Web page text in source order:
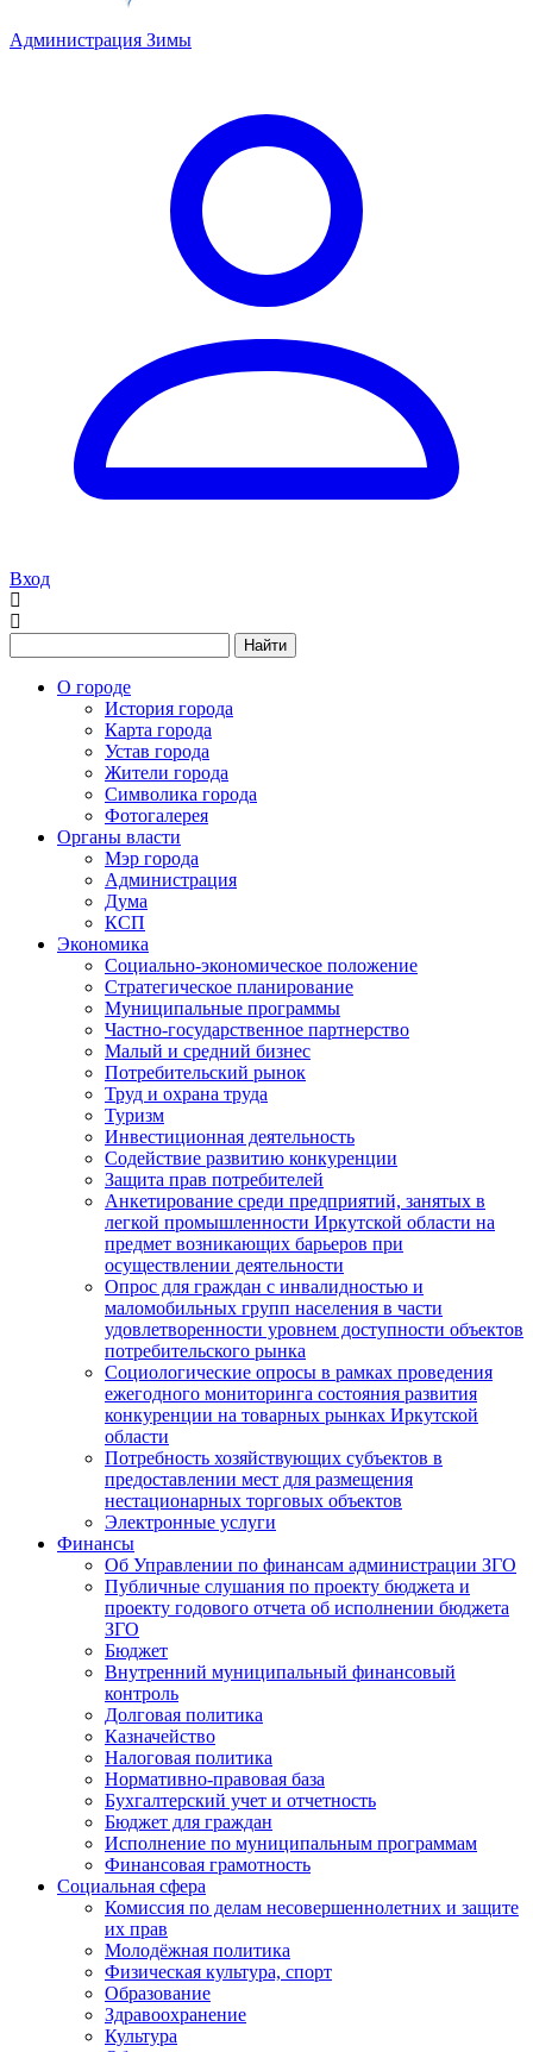
Администрация Зимы
Вход
Найти
О городе
История города
Карта города
Устав города
Жители города
Символика города
Фотогалерея
Органы власти
Мэр города
Администрация
Дума
КСП
Экономика
Социально-экономическое положение
Стратегическое планирование
Муниципальные программы
Частно-государственное партнерство
Малый и средний бизнес
Потребительский рынок
Труд и охрана труда
Туризм
Инвестиционная деятельность
Содействие развитию конкуренции
Защита прав потребителей
Анкетирование среди предприятий, занятых в
легкой промышленности Иркутской области на
предмет возникающих барьеров при
осуществлении деятельности
Опрос для граждан с инвалидностью и
маломобильных групп населения в части
удовлетворенности уровнем доступности объектов
потребительского рынка
Социологические опросы в рамках проведения
ежегодного мониторинга состояния развития
конкуренции на товарных рынках Иркутской
области
Потребность хозяйствующих субъектов в
предоставлении мест для размещения
нестационарных торговых объектов
Электронные услуги
Финансы
Об Управлении по финансам администрации ЗГО
Публичные слушания по проекту бюджета и
проекту годового отчета об исполнении бюджета
ЗГО
Бюджет
Внутренний муниципальный финансовый
контроль
Долговая политика
Казначейство
Налоговая политика
Нормативно-правовая база
Бухгалтерский учет и отчетность
Бюджет для граждан
Исполнение по муниципальным программам
Финансовая грамотность
Социальная сфера
Комиссия по делам несовершеннолетних и защите
их прав
Молодёжная политика
Физическая культура, спорт
Образование
Здравоохранение
Культура